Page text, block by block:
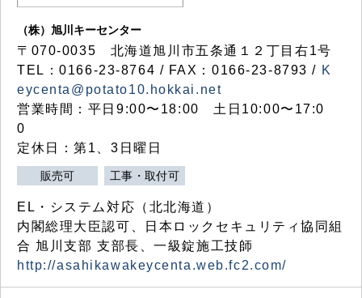
（株）旭川キーセンター
〒070-0035 北海道旭川市五条通１２丁目右1号
TEL：0166-23-8764 / FAX：0166-23-8793 / K
eycenta@potato10.hokkai.net
営業時間：平日9:00〜18:00 土日10:00〜17:0
0
定休日：第1、3日曜日
販売可 工事・取付可
EL・システム対応（北北海道）
内閣総理大臣認可、日本ロックセキュリティ協同組
合 旭川支部 支部長、一級錠施工技師
http://asahikawakeycenta.web.fc2.com/